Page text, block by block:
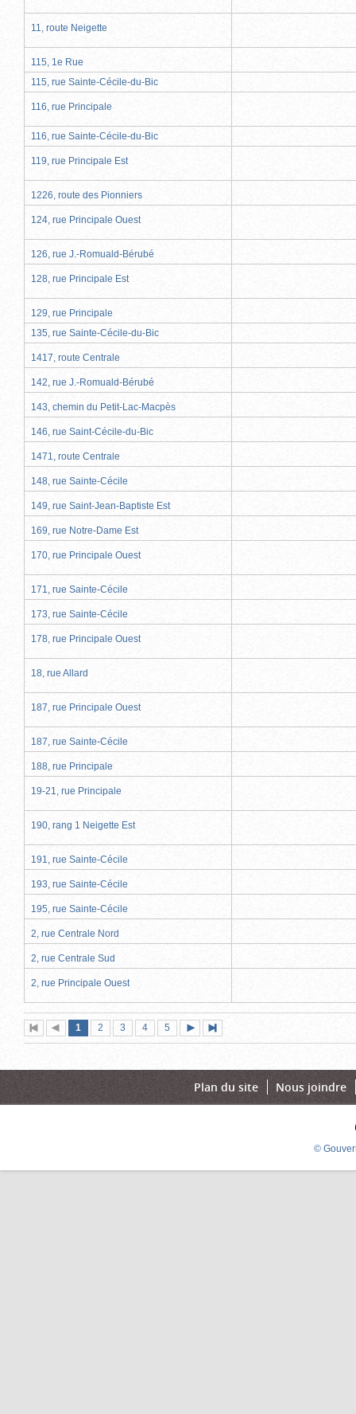
11, route Neigette
115, 1e Rue
115, rue Sainte-Cécile-du-Bic
116, rue Principale
116, rue Sainte-Cécile-du-Bic
119, rue Principale Est
1226, route des Pionniers
124, rue Principale Ouest
126, rue J.-Romuald-Bérubé
128, rue Principale Est
129, rue Principale
135, rue Sainte-Cécile-du-Bic
1417, route Centrale
142, rue J.-Romuald-Bérubé
143, chemin du Petit-Lac-Macpès
146, rue Saint-Cécile-du-Bic
1471, route Centrale
148, rue Sainte-Cécile
149, rue Saint-Jean-Baptiste Est
169, rue Notre-Dame Est
170, rue Principale Ouest
171, rue Sainte-Cécile
173, rue Sainte-Cécile
178, rue Principale Ouest
18, rue Allard
187, rue Principale Ouest
187, rue Sainte-Cécile
188, rue Principale
19-21, rue Principale
190, rang 1 Neigette Est
191, rue Sainte-Cécile
193, rue Sainte-Cécile
195, rue Sainte-Cécile
2, rue Centrale Nord
2, rue Centrale Sud
2, rue Principale Ouest
Première
page
Page
précédente
Page
1 (page
actuelle)
Page
2 Page
3 Page
4 Page
5
suivante
page
Plan du site Nous joindre
©